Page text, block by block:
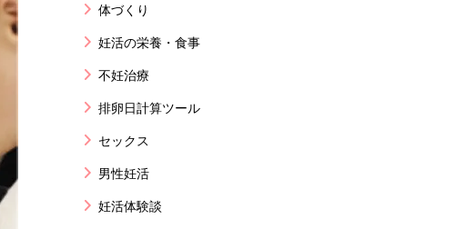
体づくり
妊活の栄養・食事
不妊治療
排卵日計算ツール
セックス
男性妊活
妊活体験談